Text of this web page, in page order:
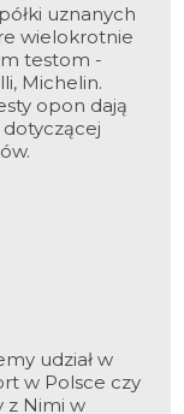
uznanych
wielokrotnie
testom -
Michelin.
opon dają
dotyczącej
udział w
w Polsce czy
z Nimi w